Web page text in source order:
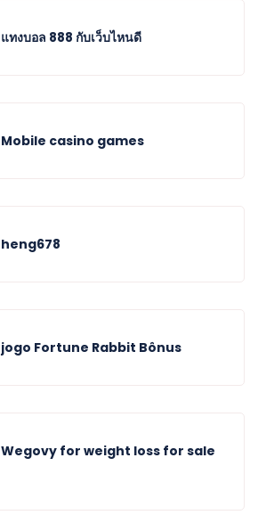
แทงบอล 888 กับเว็บไหนดี
Mobile casino games
heng678
jogo Fortune Rabbit Bônus
Wegovy for weight loss for sale